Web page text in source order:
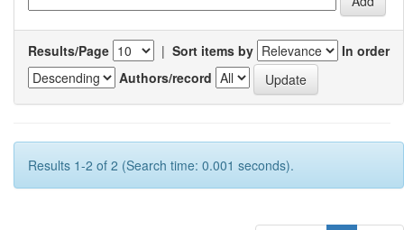
Results/Page | Sort items by
In order
Authors/record
Results 1-2 of 2 (Search time: 0.001 seconds).